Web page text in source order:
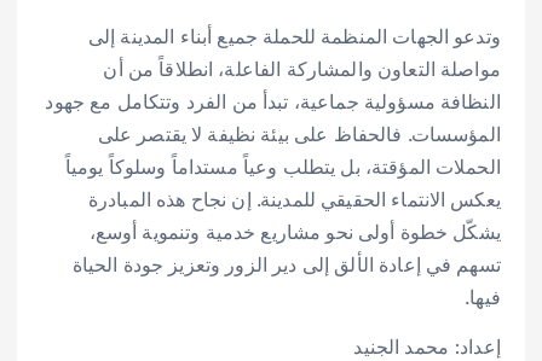
وتدعو الجهات المنظمة للحملة جميع أبناء المدينة إلى
مواصلة التعاون والمشاركة الفاعلة، انطلاقاً من أن
النظافة مسؤولية جماعية، تبدأ من الفرد وتتكامل مع جهود
المؤسسات. فالحفاظ على بيئة نظيفة لا يقتصر على
الحملات المؤقتة، بل يتطلب وعياً مستداماً وسلوكاً يومياً
يعكس الانتماء الحقيقي للمدينة. إن نجاح هذه المبادرة
يشكّل خطوة أولى نحو مشاريع خدمية وتنموية أوسع،
تسهم في إعادة الألق إلى دير الزور وتعزيز جودة الحياة
فيها.
إعداد: محمد الجنيد